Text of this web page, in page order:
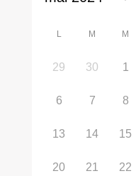
L M M
29 30 1
6 7 8
13 14 15
20 21 22